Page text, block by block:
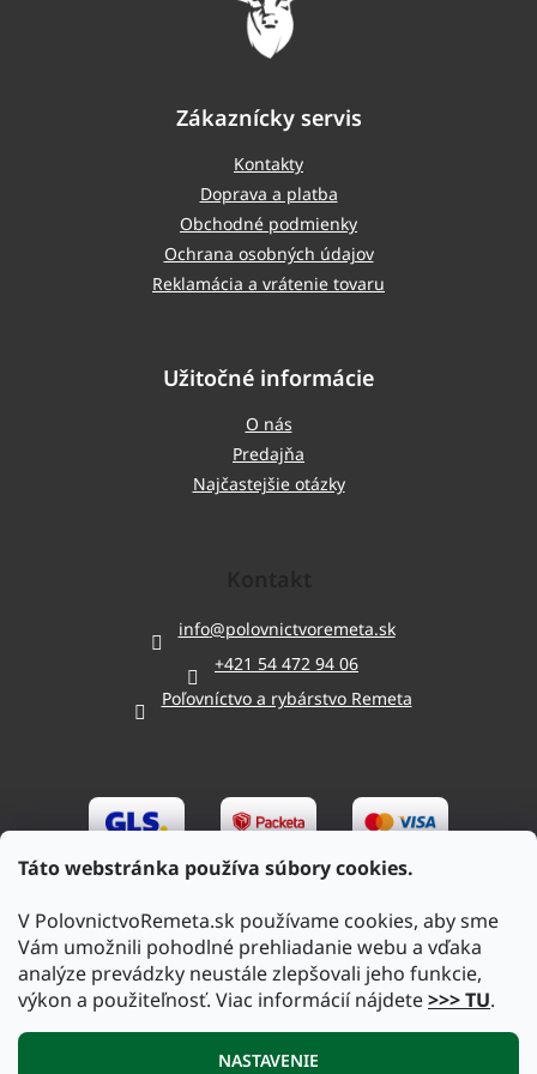
Táto webstránka používa súbory cookies.
V PolovnictvoRemeta.sk používame cookies, aby sme
Vám umožnili pohodlné prehliadanie webu a vďaka
analýze prevádzky neustále zlepšovali jeho funkcie,
výkon a použiteľnosť. Viac informácií nájdete>>> TU.
NASTAVENIE
Zákaznícky servis
Kontakty
Doprava a platba
Obchodné podmienky
Ochrana osobných údajov
Reklamácia a vrátenie tovaru
Užitočné informácie
O nás
Predajňa
Najčastejšie otázky
info@polovnictvoremeta.sk
+421 54 472 94 06
Poľovníctvo a rybárstvo Remeta